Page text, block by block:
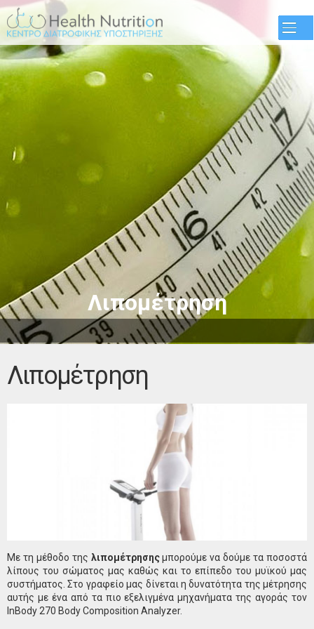
προς το
κυρίως
περιεχόμενο
Λιπομέτρηση
Λιπομέτρηση
Με τη μέθοδο της λιπομέτρησηςμπορούμε να δούμε τα ποσοστά
λίπους του σώματος μας καθώς και το επίπεδο του μυϊκού μας
συστήματος. Στο γραφείο μας δίνεται η δυνατότητα της μέτρησης
αυτής με ένα από τα πιο εξελιγμένα μηχανήματα της αγοράς τον
InBody 270 Body Composition Analyzer.